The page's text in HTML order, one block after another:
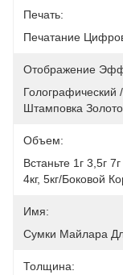
Печать:
Печатание
Отображение
Голографический
Штамповка
Объем:
Встаньте 1г 3,5г 7г
4кг, 5кг/боковой
Имя:
Сумки Майлара
Толщина: